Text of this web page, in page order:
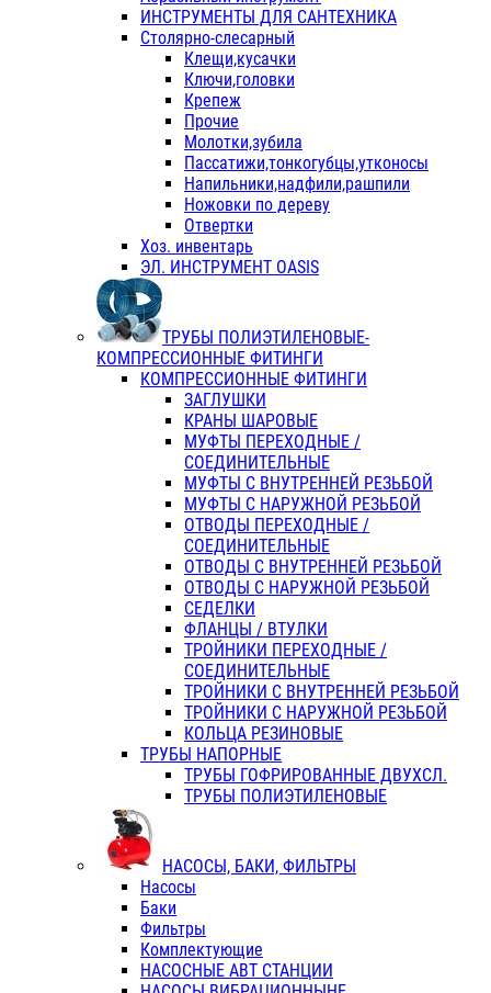
ИНСТРУМЕНТЫ ДЛЯ САНТЕХНИКА
Столярно-слесарный
Клещи,кусачки
Ключи,головки
Крепеж
Прочие
Молотки,зубила
Пассатижи,тонкогубцы,утконосы
Напильники,надфили,рашпили
Ножовки по дереву
Отвертки
Хоз. инвентарь
ЭЛ. ИНСТРУМЕНТ OASIS
ТРУБЫ ПОЛИЭТИЛЕНОВЫЕ-
КОМПРЕССИОННЫЕ ФИТИНГИ
КОМПРЕССИОННЫЕ ФИТИНГИ
ЗАГЛУШКИ
КРАНЫ ШАРОВЫЕ
МУФТЫ ПЕРЕХОДНЫЕ /
СОЕДИНИТЕЛЬНЫЕ
МУФТЫ С ВНУТРЕННЕЙ РЕЗЬБОЙ
МУФТЫ С НАРУЖНОЙ РЕЗЬБОЙ
ОТВОДЫ ПЕРЕХОДНЫЕ /
СОЕДИНИТЕЛЬНЫЕ
ОТВОДЫ С ВНУТРЕННЕЙ РЕЗЬБОЙ
ОТВОДЫ С НАРУЖНОЙ РЕЗЬБОЙ
СЕДЕЛКИ
ФЛАНЦЫ / ВТУЛКИ
ТРОЙНИКИ ПЕРЕХОДНЫЕ /
СОЕДИНИТЕЛЬНЫЕ
ТРОЙНИКИ С ВНУТРЕННЕЙ РЕЗЬБОЙ
ТРОЙНИКИ С НАРУЖНОЙ РЕЗЬБОЙ
КОЛЬЦА РЕЗИНОВЫЕ
ТРУБЫ НАПОРНЫЕ
ТРУБЫ ГОФРИРОВАННЫЕ ДВУХСЛ.
ТРУБЫ ПОЛИЭТИЛЕНОВЫЕ
НАСОСЫ, БАКИ, ФИЛЬТРЫ
Насосы
Баки
Фильтры
Комплектующие
НАСОСНЫЕ АВТ СТАНЦИИ